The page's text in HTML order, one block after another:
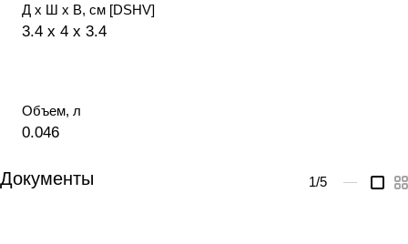
Д х Ш х В, см [DSHV]
3.4 x 4 x 3.4
Объем, л
0.046
Документы 1/5 —